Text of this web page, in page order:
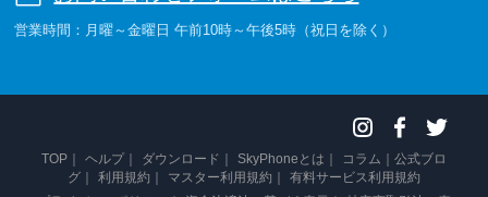
営業時間：月曜～金曜日 午前10時～午後5時（祝日を除く）
TOP ヘルプ ダウンロード SkyPhoneとは コラム
公式ブロ
グ
利用規約 マスター利用規約
有料サービス利用規約